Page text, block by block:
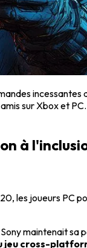
sur Xbox et
à
les joueurs PC
maintenait
jeu cross-